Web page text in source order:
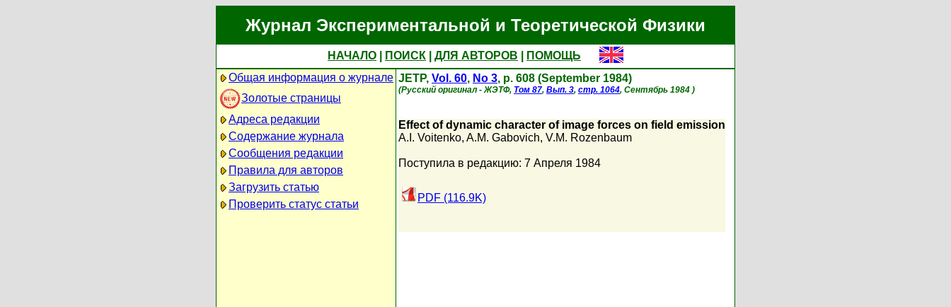
Журнал Экспериментальной и Теоретической Физики
НАЧАЛО ПОИСК ДЛЯ АВТОРОВ
ПОМОЩЬ
Общая информация о журнале
Золотые страницы
Адреса редакции
Содержание журнала
Сообщения редакции
Правила для авторов
Загрузить статью
Проверить статус статьи
JETP, Vol. 60, No 3, p. 608 (September 1984)
(Русский оригинал - ЖЭТФ, Том 87, Вып. 3, стр. 1064, Сентябрь 1984 )
Effect of dynamic character of image forces on field emission
A.I. Voitenko, A.M. Gabovich, V.M. Rozenbaum
Поступила в редакцию: 7 Апреля 1984
PDF (116.9K)